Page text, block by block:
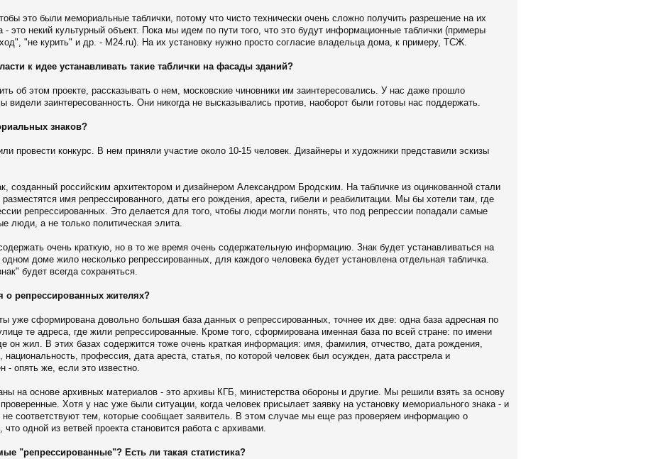
это были мемориальные таблички, потому что чисто технически очень сложно получить разрешение на их
- это некий культурный объект. Пока мы идем по пути того, что это будут информационные таблички (примеры
"не курить" и др. - M24.ru). На их установку нужно просто согласие владельца дома, к примеру, ТСЖ.
к идее устанавливать такие таблички на фасады зданий?
об этом проекте, рассказывать о нем, московские чиновники им заинтересовались. У нас даже прошло
видели заинтересованность. Они никогда не высказывались против, наоборот были готовы нас поддержать.
знаков?
провести конкурс. В нем приняли участие около 10-15 человек. Дизайнеры и художники представили эскизы
созданный российским архитектором и дизайнером Александром Бродским. На табличке из оцинкованной стали
имя репрессированного, даты его рождения, ареста, гибели и реабилитации. Мы бы хотели там, где
репрессированных. Это делается для того, чтобы люди могли понять, что под репрессии попадали самые
люди, а не только политическая элита.
очень краткую, но в то же время очень содержательную информацию. Знак будет устанавливаться на
доме жило несколько репрессированных, для каждого человека будет установлена отдельная табличка.
будет всегда сохраняться.
о репрессированных жителях?
уже сформирована довольно большая база данных о репрессированных, точнее их две: одна база адресная по
те адреса, где жили репрессированные. Кроме того, сформирована именная база по всей стране: по имени
он жил. В этих базах содержится тоже очень краткая информация: имя, фамилия, отчество, дата рождения,
национальность, профессия, дата ареста, статья, по которой человек был осужден, дата расстрела и
- опять же, если это известно.
на основе архивных материалов - это архивы КГБ, министерства обороны и другие. Мы решили взять за основу
Хотя у нас уже были ситуации, когда человек присылает заявку на установку мемориального знака - и
не соответствуют тем, которые сообщает заявитель. В этом случае мы еще раз проверяем информацию о
одной из ветвей проекта становится работа с архивами.
"репрессированные"? Есть ли такая статистика?